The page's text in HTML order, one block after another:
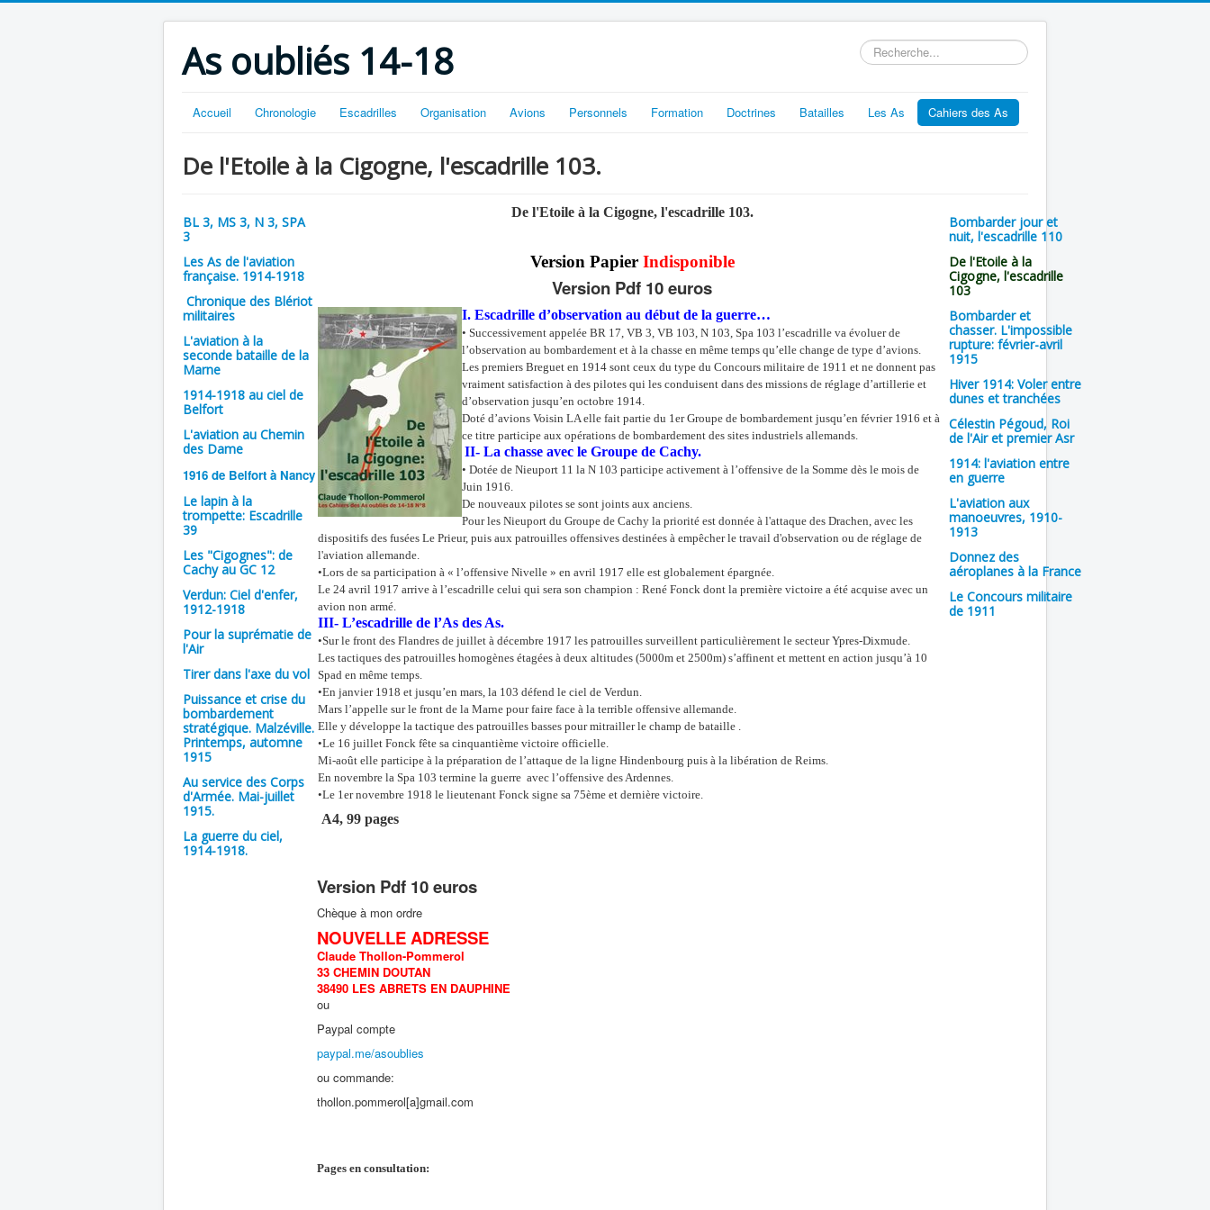
As oubliés 14-18 Rechercher
Accueil Chronologie Escadrilles Organisation Avions Personnels Formation Doctrines Batailles Les As Cahiers des As
De l'Etoile à la Cigogne, l'escadrille 103.
BL 3, MS 3, N 3, SPA
3
Les As de l'aviation
française. 1914-1918
Chronique des Blériot
militaires
L'aviation à la
seconde bataille de la
Marne
1914-1918 au ciel de
Belfort
L'aviation au Chemin
des Dame
1916 de Belfort à Nancy
Le lapin à la
trompette: Escadrille
39
Les "Cigognes": de
Cachy au GC 12
Verdun: Ciel d'enfer,
1912-1918
Pour la suprématie de
l'Air
Tirer dans l'axe du vol
Puissance et crise du
bombardement
stratégique. Malzéville.
Printemps, automne
1915
Au service des Corps
d'Armée. Mai-juillet
1915.
La guerre du ciel,
1914-1918.
De l'Etoile à la Cigogne, l'escadrille 103.
Version Papier Indisponible
Version Pdf 10 euros
I. Escadrille d’observation au début de la guerre…
• Successivement appelée BR 17, VB 3, VB 103, N 103, Spa 103 l’escadrille va évoluer de
l’observation au bombardement et à la chasse en même temps qu’elle change de type d’avions.
Les premiers Breguet en 1914 sont ceux du type du Concours militaire de 1911 et ne donnent pas
vraiment satisfaction à des pilotes qui les conduisent dans des missions de réglage d’artillerie et
d’observation jusqu’en octobre 1914.
Doté d’avions Voisin LA elle fait partie du 1er Groupe de bombardement jusqu’en février 1916 et à
ce titre participe aux opérations de bombardement des sites industriels allemands.
II- La chasse avec le Groupe de Cachy.
• Dotée de Nieuport 11 la N 103 participe activement à l’offensive de la Somme dès le mois de
Juin 1916.
De nouveaux pilotes se sont joints aux anciens.
Pour les Nieuport du Groupe de Cachy la priorité est donnée à l'attaque des Drachen, avec les
dispositifs des fusées Le Prieur, puis aux patrouilles offensives destinées à empêcher le travail d'observation ou de réglage de
l'aviation allemande.
•Lors de sa participation à « l’offensive Nivelle » en avril 1917 elle est globalement épargnée.
Le 24 avril 1917 arrive à l’escadrille celui qui sera son champion : René Fonck dont la première victoire a été acquise avec un
avion non armé.
III- L’escadrille de l’As des As.
•Sur le front des Flandres de juillet à décembre 1917 les patrouilles surveillent particulièrement le secteur Ypres-Dixmude.
Les tactiques des patrouilles homogènes étagées à deux altitudes (5000m et 2500m) s’affinent et mettent en action jusqu’à 10
Spad en même temps.
•En janvier 1918 et jusqu’en mars, la 103 défend le ciel de Verdun.
Mars l’appelle sur le front de la Marne pour faire face à la terrible offensive allemande.
Elle y développe la tactique des patrouilles basses pour mitrailler le champ de bataille .
•Le 16 juillet Fonck fête sa cinquantième victoire officielle.
Mi-août elle participe à la préparation de l’attaque de la ligne Hindenbourg puis à la libération de Reims.
En novembre la Spa 103 termine la guerre avec l’offensive des Ardennes.
•Le 1er novembre 1918 le lieutenant Fonck signe sa 75ème et dernière victoire.
A4, 99 pages
Version Pdf 10 euros
Chèque à mon ordre
NOUVELLE ADRESSE
Claude Thollon-Pommerol
33 CHEMIN DOUTAN
38490 LES ABRETS EN DAUPHINE
ou
Paypal compte
paypal.me/asoublies
ou commande:
thollon.pommerol[a]gmail.com
Pages en consultation:
Bombarder jour et
nuit, l'escadrille 110
De l'Etoile à la
Cigogne, l'escadrille
103
Bombarder et
chasser. L'impossible
rupture: février-avril
1915
Hiver 1914: Voler entre
dunes et tranchées
Célestin Pégoud, Roi
de l'Air et premier Asr
1914: l'aviation entre
en guerre
L'aviation aux
manoeuvres, 1910-
1913
Donnez des
aéroplanes à la France
Le Concours militaire
de 1911